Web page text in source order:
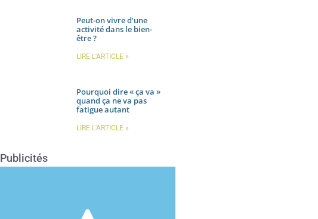
Peut-on vivre d’une
activité dans le bien-
être ?
LIRE L'ARTICLE »
Pourquoi dire « ça va »
quand ça ne va pas
fatigue autant
LIRE L'ARTICLE »
Publicités
Cliquez ici